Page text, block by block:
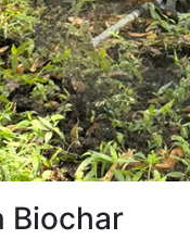
Biochar